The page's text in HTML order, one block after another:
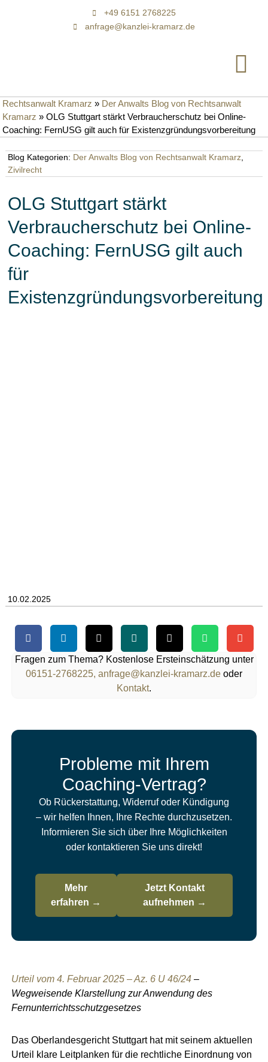
+49 6151 2768225
anfrage@kanzlei-kramarz.de
Rechtsanwalt Kramarz » Der Anwalts Blog von Rechtsanwalt
Kramarz »OLG Stuttgart stärkt Verbraucherschutz bei Online-
Coaching: FernUSG gilt auch für Existenzgründungsvorbereitung
Blog Kategorien: Der Anwalts Blog von Rechtsanwalt Kramarz,
Zivilrecht
OLG Stuttgart stärkt
Verbraucherschutz bei Online-
Coaching: FernUSG gilt auch
für
Existenzgründungsvorbereitung
10.02.2025
Fragen zum Thema? Kostenlose Ersteinschätzung unter
06151-2768225, anfrage@kanzlei-kramarz.de oder
Kontakt.
Probleme mit Ihrem
Coaching-Vertrag?
Ob Rückerstattung, Widerruf oder Kündigung
– wir helfen Ihnen, Ihre Rechte durchzusetzen.
Informieren Sie sich über Ihre Möglichkeiten
oder kontaktieren Sie uns direkt!
Mehr
erfahren →
Jetzt Kontakt
aufnehmen →
Urteil vom 4. Februar 2025 – Az. 6 U 46/24–
Wegweisende Klarstellung zur Anwendung des
Fernunterrichtsschutzgesetzes
Das Oberlandesgericht Stuttgart hat mit seinem aktuellen
Urteil klare Leitplanken für die rechtliche Einordnung von